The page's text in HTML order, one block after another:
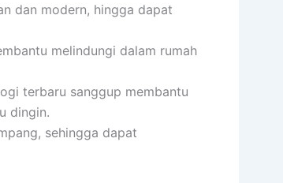
dan modern, hingga dapat
melindungi dalam rumah
terbaru sanggup membantu
dingin.
sehingga dapat